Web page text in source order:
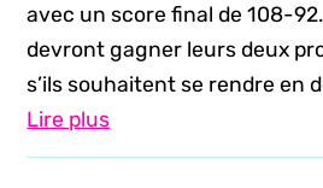
avec un score final de 108-
devront gagner leurs deux
s’ils souhaitent se rendre en
Lire plus